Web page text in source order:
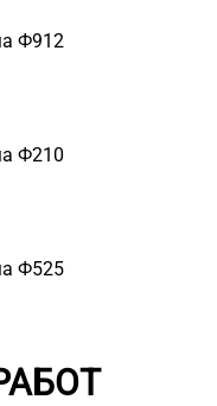
Ф912
Ф210
Ф525